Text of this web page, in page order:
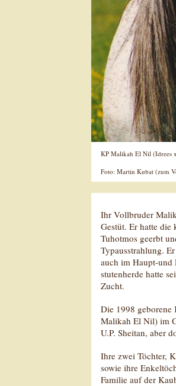
KP Malikah El Nil (Idrees
Foto: Martin Kubat (zum
Ihr Vollbruder
Gestüt. Er hatte die
Tuhotmos geerbt
Typausstrahlung.
auch im Haupt-und
stutenherde hatte
Zucht.
Die 1998
Malikah El Nil) im
U.P. Sheitan, aber
Ihre zwei Töchter,
sowie ihre
Familie auf der